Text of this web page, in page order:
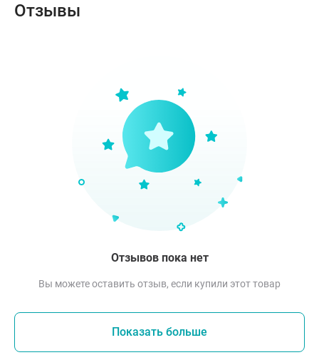
Отзывы
Отзывов пока нет
Вы можете оставить отзыв, если купили этот товар
Показать больше